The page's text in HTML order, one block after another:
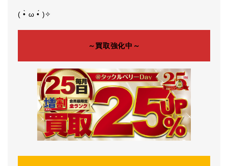
( •̀ ω •́ )✧
～買取強化中～